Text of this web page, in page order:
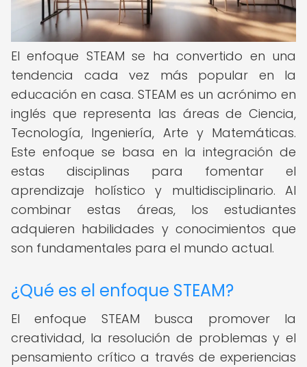
El enfoque STEAM se ha convertido en una
tendencia cada vez más popular en la
educación en casa. STEAM es un acrónimo en
inglés que representa las áreas de Ciencia,
Tecnología, Ingeniería, Arte y Matemáticas.
Este enfoque se basa en la integración de
estas disciplinas para fomentar el
aprendizaje holístico y multidisciplinario. Al
combinar estas áreas, los estudiantes
adquieren habilidades y conocimientos que
son fundamentales para el mundo actual.
¿Qué es el enfoque STEAM?
El enfoque STEAM busca promover la
creatividad, la resolución de problemas y el
pensamiento crítico a través de experiencias